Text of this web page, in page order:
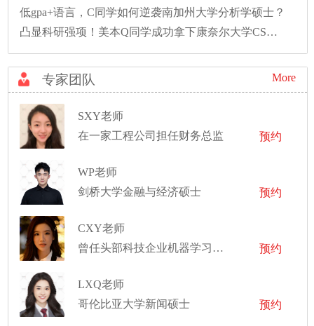
低gpa+语言，C同学如何逆袭南加州大学分析学硕士？
凸显科研强项！美本Q同学成功拿下康奈尔大学CS硕士录取！
专家团队 More
SXY老师
在一家工程公司担任财务总监
预约
WP老师
剑桥大学金融与经济硕士
预约
CXY老师
曾任头部科技企业机器学习工程师、技术栈覆盖计算机视觉（CV）与多模态大模型（LLM）、项目经验横跨脑机接口、医学影像分析等前沿交叉学科
预约
LXQ老师
哥伦比亚大学新闻硕士
预约